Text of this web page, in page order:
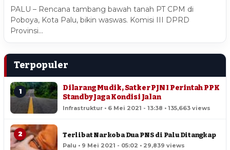
PALU – Rencana tambang bawah tanah PT CPM di
Poboya, Kota Palu, bikin waswas. Komisi III DPRD
Provinsi…
Terpopuler
1
Dilarang Mudik, Satker PJN I Perintah PPK
Standby Jaga Kondisi Jalan
Infrastruktur • 6 Mei 2021 - 13:38 • 135,663 views
2 Terlibat Narkoba Dua PNS di Palu Ditangkap
Palu • 9 Mei 2021 - 05:02 • 29,839 views